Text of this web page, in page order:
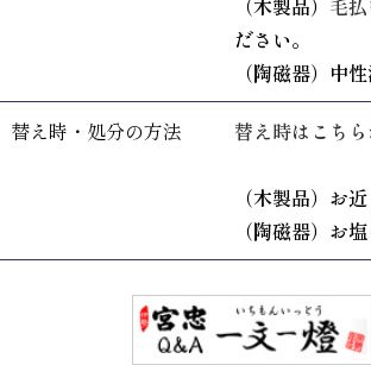
ださい。
（陶磁器）中
替え時・処分の方法 替え時はこちら
（木製品）お
（陶磁器）お